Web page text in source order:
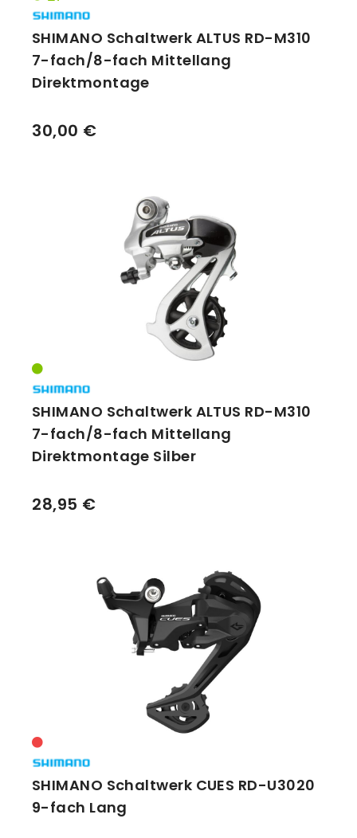
SHIMANO Schaltwerk ALTUS RD-M310
7-fach/8-fach Mittellang
Direktmontage
30,00 €
SHIMANO Schaltwerk ALTUS RD-M310
7-fach/8-fach Mittellang
Direktmontage Silber
28,95 €
SHIMANO Schaltwerk CUES RD-U3020
9-fach Lang